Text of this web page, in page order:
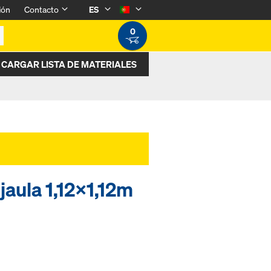
Contacto
ES
0
CARGAR LISTA DE MATERIALES
1,12x1,12m